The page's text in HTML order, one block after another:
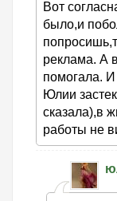
Вот
было,и
реклама. А
помогала. И
Юлии
сказала),в
работы не